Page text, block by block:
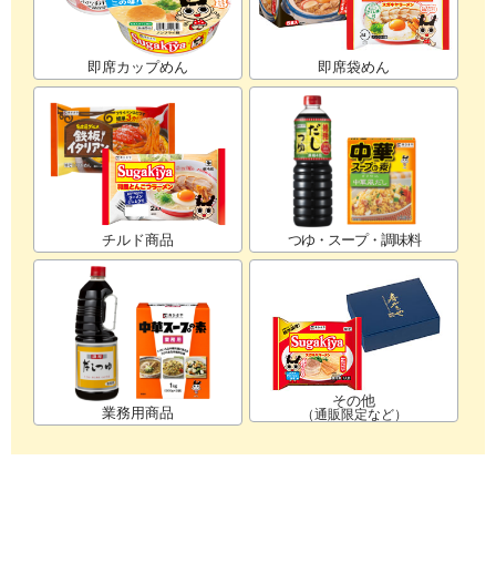
即席カップめん 即席袋めん
チルド商品 つゆ・スープ・調味料
業務用商品
その他
（通販限定など）